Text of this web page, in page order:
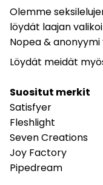
Olemme
löydät laajan
Nopea & anonyymi
Löydät meidät
Suositut merkit
Satisfyer
Fleshlight
Seven Creations
Joy Factory
Pipedream